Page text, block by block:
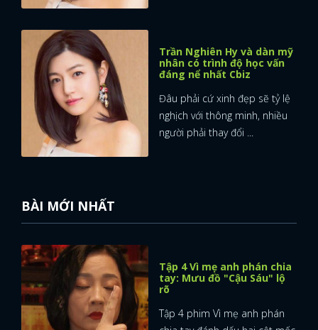
Trần Nghiên Hy và dàn mỹ
nhân có trình độ học vấn
đáng nể nhất Cbiz
Đâu phải cứ xinh đẹp sẽ tỷ lệ
nghịch với thông minh, nhiều
người phải thay đổi ...
BÀI MỚI NHẤT
Tập 4 Vì mẹ anh phán chia
tay: Mưu đồ "Cậu Sáu" lộ
rõ
Tập 4 phim Vì mẹ anh phán